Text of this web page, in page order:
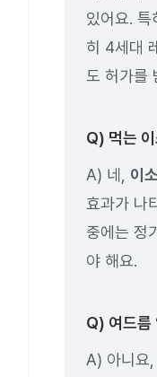
있어요.
히 4세대
도 허가를
Q) 먹는
A) 네, 이
효과가 나
중에는 정
야 해요.
Q) 여드름
A) 아니